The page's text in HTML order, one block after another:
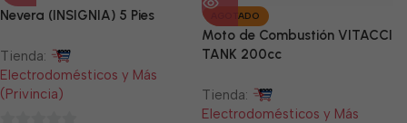
Nevera (INSIGNIA) 5 Pies
Tienda:
Electrodomésticos y Más
(Privincia)
AGOTADO
Moto de Combustión VITACCI
TANK 200cc
Tienda:
Electrodomésticos y Más